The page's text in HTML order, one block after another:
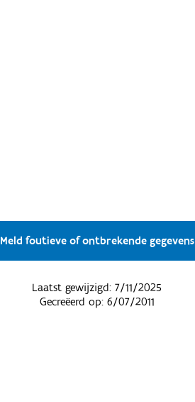
Meld foutieve of ontbrekende gegevens
Laatst gewijzigd:7/11/2025
Gecreëerd op: 6/07/2011